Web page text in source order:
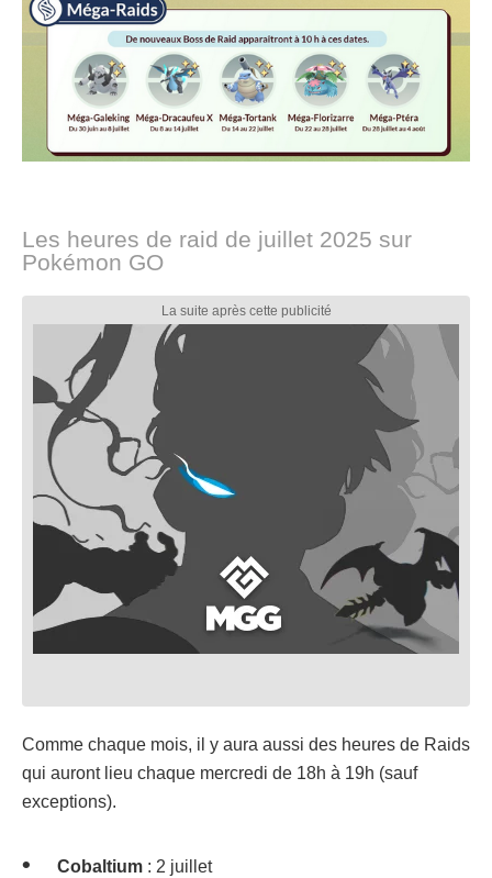
Les heures de raid de juillet 2025 sur
Pokémon GO
Comme chaque mois, il y aura aussi des heures de Raids
qui auront lieu chaque mercredi de 18h à 19h (sauf
exceptions).
Cobaltium : 2 juillet